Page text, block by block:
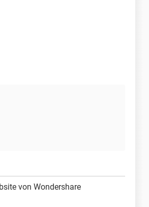
von Wondershare